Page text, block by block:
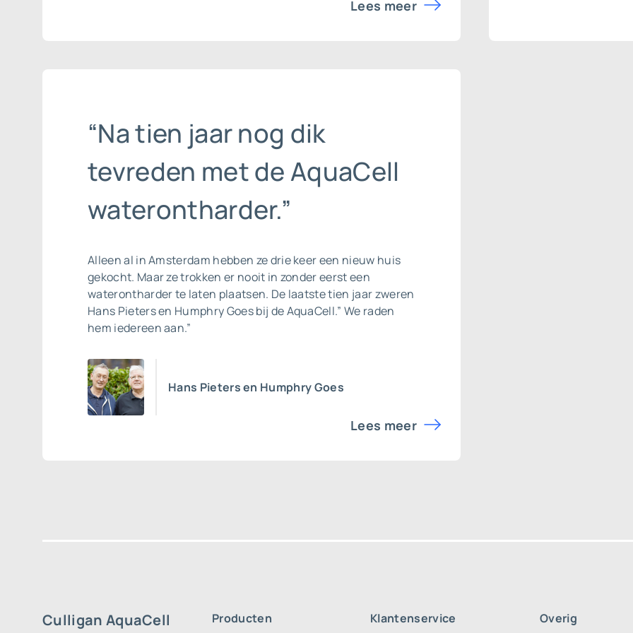
Lees meer
“Na tien jaar nog dik
tevreden met de AquaCell
waterontharder.”
Alleen al in Amsterdam hebben ze drie keer een nieuw huis
gekocht. Maar ze trokken er nooit in zonder eerst een
waterontharder te laten plaatsen. De laatste tien jaar zweren
Hans Pieters en Humphry Goes bij de AquaCell.” We raden
hem iedereen aan.”
Hans Pieters en Humphry Goes
Lees meer
Culligan AquaCell Producten Klantenservice Overig